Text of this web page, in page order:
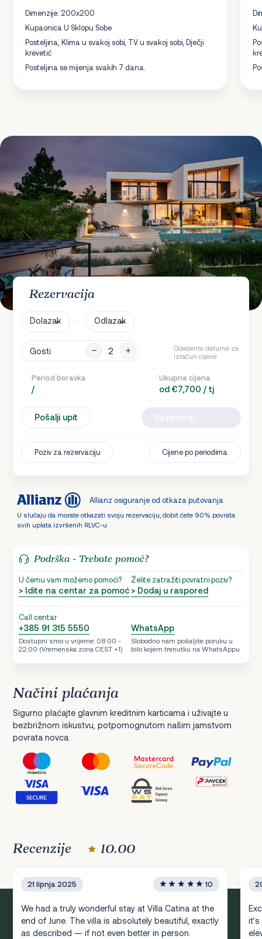
Dimenzije: 200x200
Kupaonica U Sklopu Sobe
Posteljina, Klima u svakoj sobi, TV u svakoj sobi, Dječji
krevetić
Posteljina se mijenja svakih 7 dana.
Rezervacija
Dolazak Odlazak
Gosti
Odaberite datume za
izračun cijene
Period boravka
/
Ukupna cijena
od €7,700 / tj
Pošalji upit
Poziv za rezervaciju Cijene po periodima
Allianz osiguranje od otkaza putovanja
U slučaju da morate otkazati svoju rezervaciju, dobit ćete 90% povrata
svih uplata izvršenih RLVC-u
Podrška - Trebate pomoć?
U čemu vam možemo pomoći?
> Idite na centar za pomoć
Želite zatražiti povratni poziv?
> Dodaj u raspored
Call centar
+385 91 315 5550
Dostupni smo u vrijeme: 08:00 -
22:00 (Vremenska zona CEST +1)
WhatsApp
Slobodno nam pošaljite poruku u
bilo kojem trenutku na WhatsAppu
Načini plaćanja
Sigurno plaćajte glavnim kreditnim karticama i uživajte u
bezbrižnom iskustvu, potpomognutom našim jamstvom
povrata novca.
Recenzije 10.00
21 lipnja 2025 10
We had a truly wonderful stay at Villa Catina at the
end of June. The villa is absolutely beautiful, exactly
as described — if not even better in person.